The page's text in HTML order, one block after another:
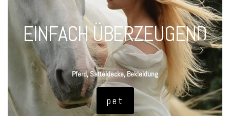
EINFACH ÜBERZEUGEND
Pferd, Satteldecke, Bekleidung
pet